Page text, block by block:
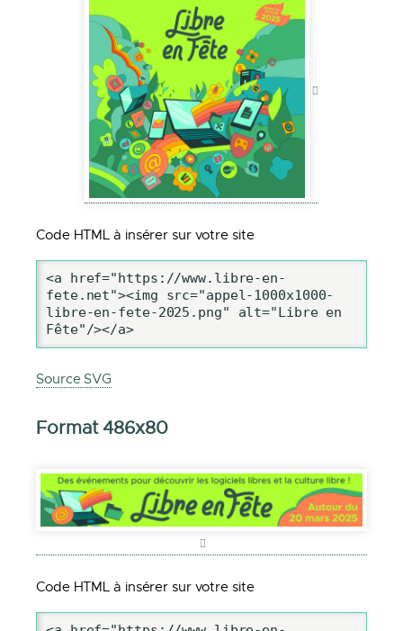
Code HTML à insérer sur votre site
<a href="https://www.libre-en-
fete.net"><img src="appel-1000x1000-
libre-en-fete-2025.png" alt="Libre en
Fête"/></a>
Source SVG
Format 486x80
Code HTML à insérer sur votre site